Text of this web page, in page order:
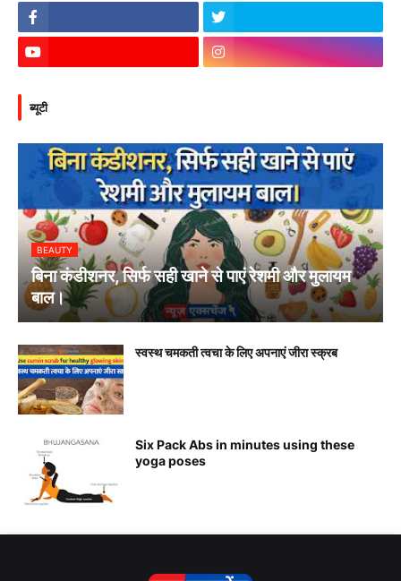
ब्यूटी
BEAUTY
बिना कंडीशनर, सिर्फ सही खाने से पाएं रेशमी और मुलायम
बाल।
स्वस्थ चमकती त्वचा के लिए अपनाएं जीरा स्क्रब
Six Pack Abs in minutes using these
yoga poses